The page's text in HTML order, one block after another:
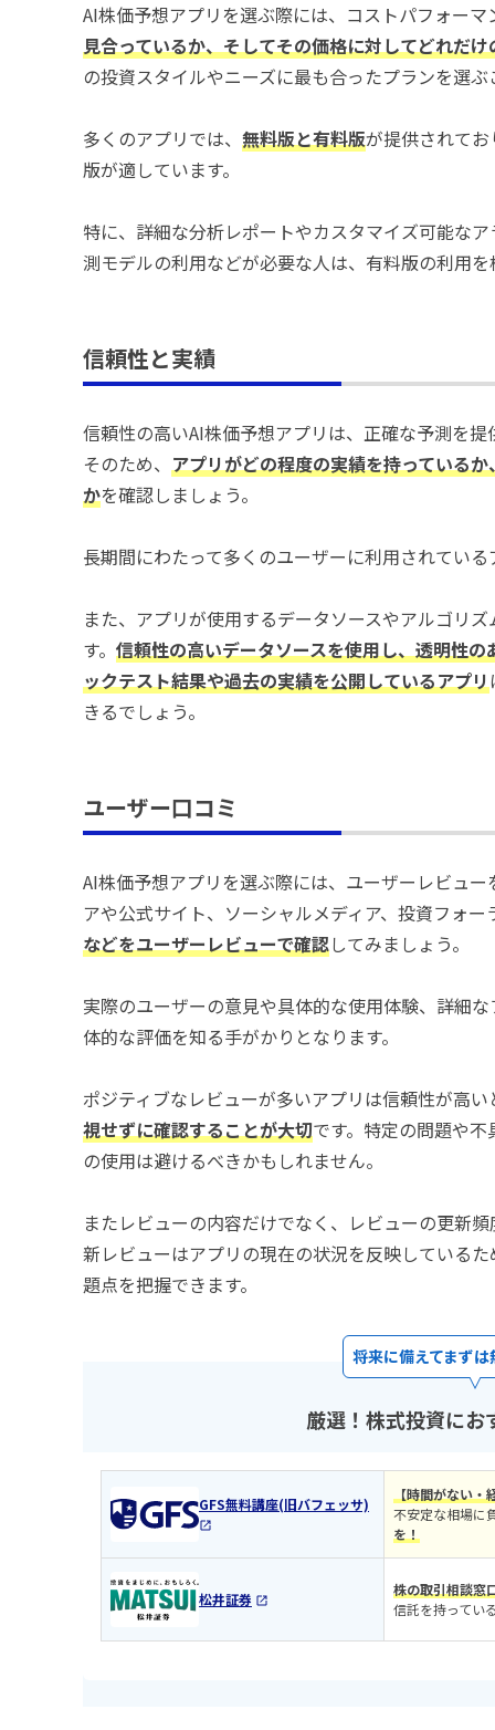
AI株価予想アプリを選ぶ際には、コストパフォー
見合っているか、そしてその価格に対してどれだ
の投資スタイルやニーズに最も合ったプランを選
多くのアプリでは、 無料版と有料版が提供されて
版が適しています。
特に、詳細な分析レポートやカスタマイズ可能な
測モデルの利用などが必要な人は、有料版の利用
信頼性と実績
信頼性の高いAI株価予想アプリは、正確な予測を
そのため、 アプリがどの程度の実績を持っている
かを確認しましょう。
長期間にわたって多くのユーザーに利用されてい
また、アプリが使用するデータソースやアルゴリ
す。 信頼性の高いデータソースを使用し、透明性
ックテスト結果や過去の実績を公開しているアプリ
きるでしょう。
ユーザー口コミ
AI株価予想アプリを選ぶ際には、ユーザーレビュ
アや公式サイト、ソーシャルメディア、投資フォー
などをユーザーレビューで確認してみましょう。
実際のユーザーの意見や具体的な使用体験、詳細
体的な評価を知る手がかりとなります。
ポジティブなレビューが多いアプリは信頼性が高
視せずに確認することが大切です。特定の問題や
の使用は避けるべきかもしれません。
またレビューの内容だけでなく、レビューの更新
新レビューはアプリの現在の状況を反映している
題点を把握できます。
将来に備えてまず
厳選！株式投資にお
GFS無料講座(旧バフェッサ)
【時間がない
不安定な相場に
を！
松井証券
株の取引相談窓
信託を持ってい